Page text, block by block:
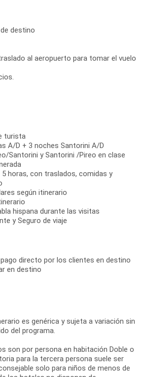
destino
al aeropuerto para tomar el vuelo
turista
A/D + 3 noches Santorini A/D
Santorini y Santorini /Pireo en clase
5 horas, con traslados, comidas y
según itinerario
hispana durante las visitas
y Seguro de viaje
directo por los clientes en destino
en destino
es genérica y sujeta a variación sin
del programa.
son por persona en habitación Doble o
para la tercera persona suele ser
solo para niños de menos de